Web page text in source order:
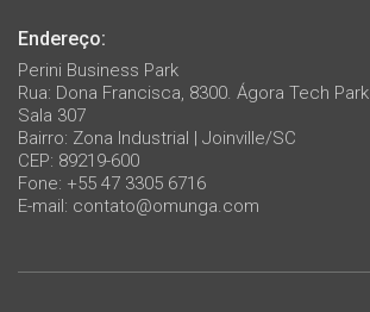
Endereço:
Perini Business Park
Rua: Dona Francisca, 8300. Ágora Tech Park
Sala 307
Bairro: Zona Industrial | Joinville/SC
CEP: 89219-600
Fone: +55 47 3305 6716
E-mail: contato@omunga.com